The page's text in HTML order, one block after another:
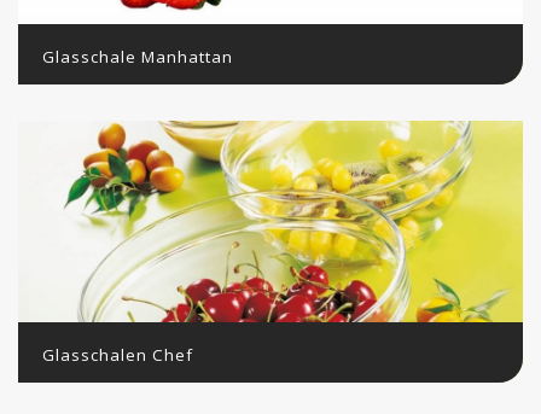
Glasschale Manhattan
Glasschalen Chef